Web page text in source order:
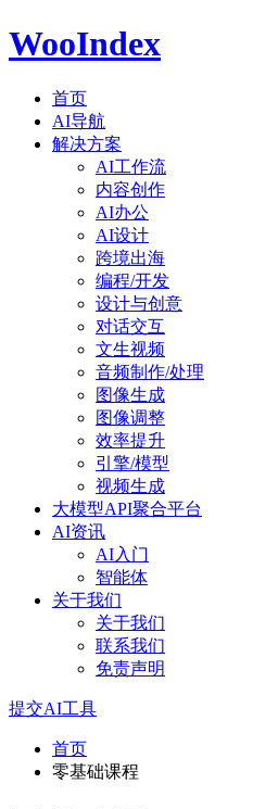
WooIndex
首页
AI导航
解决方案
AI工作流
内容创作
AI办公
AI设计
跨境出海
编程/开发
设计与创意
对话交互
文生视频
音频制作/处理
图像生成
图像调整
效率提升
引擎/模型
视频生成
大模型API聚合平台
AI资讯
AI入门
智能体
关于我们
关于我们
联系我们
免责声明
提交AI工具
首页
零基础课程